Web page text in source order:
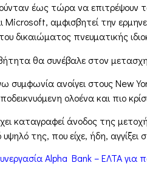
έως τώρα να
αμφισβητεί την
δικαιώματος πνευματικής
θα συνέβαλε στον
συμφωνία ανοίγει στους New
ολοένα και πιο
καταγραφεί άνοδος της
της, που είχε, ήδη, αγγίξει
Alpha Bank – ΕΛΤΑ